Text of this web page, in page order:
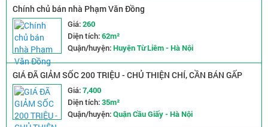
Chính chủ bán nhà Phạm Văn Đồng
Giá:260
Diện tích:62m²
Quận/huyện:Huyện Từ Liêm - Hà Nội
GIÁ ĐÃ GIẢM SỐC 200 TRIỆU - CHỦ THIỆN CHÍ, CẦN BÁN GẤP
NHÀ TRẦN QUỐC VƯỢNG - NGÕ NÔNG RỘNG - 2 MẶT THOÁNG
Giá:7,400
Diện tích:35m²
Quận/huyện:Quận Cầu Giấy - Hà Nội